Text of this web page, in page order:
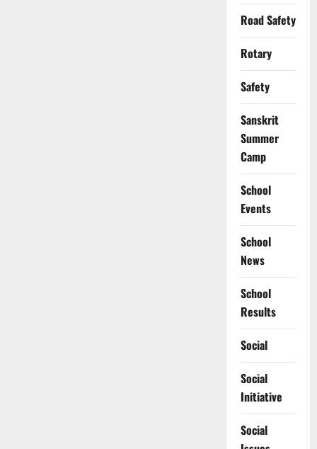
Road Safety
Rotary
Safety
Sanskrit
Summer
Camp
School
Events
School
News
School
Results
Social
Social
Initiative
Social